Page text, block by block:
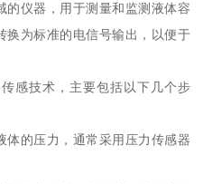
的仪器，用于测量和监测液体容
换为标准的电信号输出，以便于
感技术，主要包括以下几个步
体的压力，通常采用压力传感器